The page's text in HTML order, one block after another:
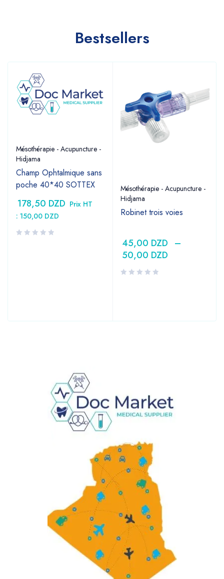
Bestsellers
Mésothérapie - Acupuncture -
Hidjama
Champ Ophtalmique sans
poche 40*40 SOTTEX
178,50 DZD Prix HT
: 150,00 DZD
Mésothérapie - Acupuncture -
Hidjama
Robinet trois voies
45,00 DZD –
50,00 DZD